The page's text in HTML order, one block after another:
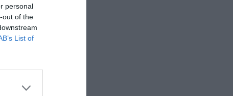
personal
out of the
List of